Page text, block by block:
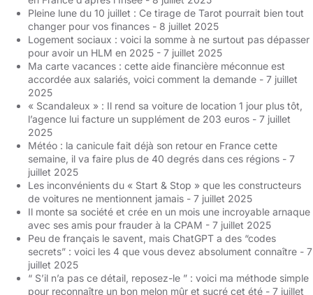
Pleine lune du 10 juillet : Ce tirage de Tarot pourrait bien tout
changer pour vos finances - 8 juillet 2025
Logement sociaux : voici la somme à ne surtout pas dépasser
pour avoir un HLM en 2025 - 7 juillet 2025
Ma carte vacances : cette aide financière méconnue est
accordée aux salariés, voici comment la demande - 7 juillet
2025
« Scandaleux » : Il rend sa voiture de location 1 jour plus tôt,
l’agence lui facture un supplément de 203 euros - 7 juillet
2025
Météo : la canicule fait déjà son retour en France cette
semaine, il va faire plus de 40 degrés dans ces régions - 7
juillet 2025
Les inconvénients du « Start & Stop » que les constructeurs
de voitures ne mentionnent jamais - 7 juillet 2025
Il monte sa société et crée en un mois une incroyable arnaque
avec ses amis pour frauder à la CPAM - 7 juillet 2025
Peu de français le savent, mais ChatGPT a des “codes
secrets” : voici les 4 que vous devez absolument connaître - 7
juillet 2025
“ S’il n’a pas ce détail, reposez-le ” : voici ma méthode simple
pour reconnaître un bon melon mûr et sucré cet été - 7 juillet